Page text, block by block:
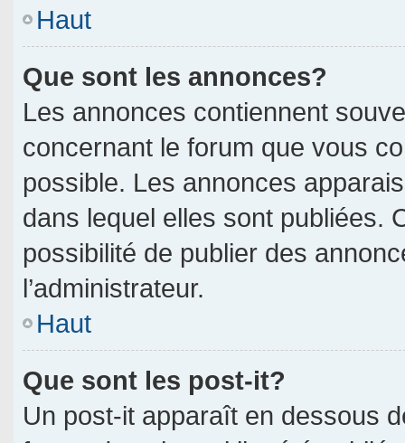
Haut
Que sont les annonces?
Les annonces contiennent
concernant le forum que vous
possible. Les annonces
dans lequel elles sont publiées.
possibilité de publier des
l’administrateur.
Haut
Que sont les post-it?
Un post-it apparaît en dessous